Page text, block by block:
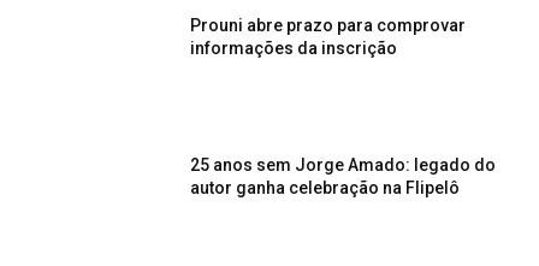
Prouni abre prazo para comprovar
informações da inscrição
25 anos sem Jorge Amado: legado do
autor ganha celebração na Flipelô